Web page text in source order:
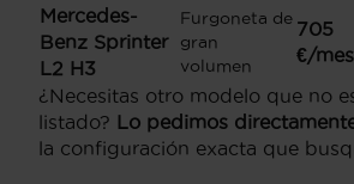
Mercedes-
Benz Sprinter
L2 H3
Furgoneta de
gran
volumen
705
€/mes
¿Necesitas otro modelo que no
listado? Lo pedimos
la configuración exacta que